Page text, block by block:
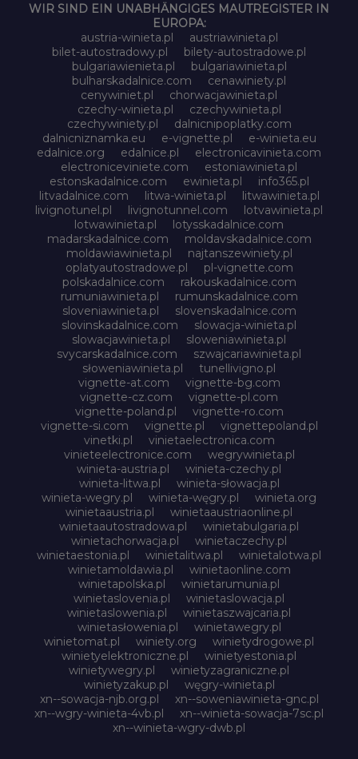
WIR SIND EIN UNABHÄNGIGES MAUTREGISTER IN
EUROPA:
austria-winieta.pl
austriawinieta.pl
bilet-autostradowy.pl
bilety-autostradowe.pl
bulgariawienieta.pl
bulgariawinieta.pl
bulharskadalnice.com
cenawiniety.pl
cenywiniet.pl
chorwacjawinieta.pl
czechy-winieta.pl
czechywinieta.pl
czechywiniety.pl
dalnicnipoplatky.com
dalnicniznamka.eu
e-vignette.pl
e-winieta.eu
edalnice.org
edalnice.pl
electronicavinieta.com
electroniceviniete.com
estoniawinieta.pl
estonskadalnice.com
ewinieta.pl
info365.pl
litvadalnice.com
litwa-winieta.pl
litwawinieta.pl
livignotunel.pl
livignotunnel.com
lotvawinieta.pl
lotwawinieta.pl
lotysskadalnice.com
madarskadalnice.com
moldavskadalnice.com
moldawiawinieta.pl
najtanszewiniety.pl
oplatyautostradowe.pl
pl-vignette.com
polskadalnice.com
rakouskadalnice.com
rumuniawinieta.pl
rumunskadalnice.com
sloveniawinieta.pl
slovenskadalnice.com
slovinskadalnice.com
slowacja-winieta.pl
slowacjawinieta.pl
sloweniawinieta.pl
svycarskadalnice.com
szwajcariawinieta.pl
słoweniawinieta.pl
tunellivigno.pl
vignette-at.com
vignette-bg.com
vignette-cz.com
vignette-pl.com
vignette-poland.pl
vignette-ro.com
vignette-si.com
vignette.pl
vignettepoland.pl
vinetki.pl
vinietaelectronica.com
vinieteelectronice.com
wegrywinieta.pl
winieta-austria.pl
winieta-czechy.pl
winieta-litwa.pl
winieta-słowacja.pl
winieta-wegry.pl
winieta-węgry.pl
winieta.org
winietaaustria.pl
winietaaustriaonline.pl
winietaautostradowa.pl
winietabulgaria.pl
winietachorwacja.pl
winietaczechy.pl
winietaestonia.pl
winietalitwa.pl
winietalotwa.pl
winietamoldawia.pl
winietaonline.com
winietapolska.pl
winietarumunia.pl
winietaslovenia.pl
winietaslowacja.pl
winietaslowenia.pl
winietaszwajcaria.pl
winietasłowenia.pl
winietawegry.pl
winietomat.pl
winiety.org
winietydrogowe.pl
winietyelektroniczne.pl
winietyestonia.pl
winietywegry.pl
winietyzagraniczne.pl
winietyzakup.pl
węgry-winieta.pl
xn--sowacja-njb.org.pl
xn--soweniawinieta-gnc.pl
xn--wgry-winieta-4vb.pl
xn--winieta-sowacja-7sc.pl
xn--winieta-wgry-dwb.pl